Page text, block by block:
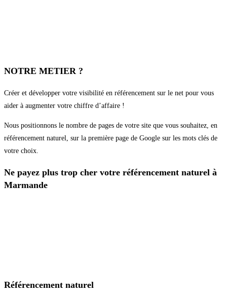
NOTRE METIER ?
Créer et développer votre visibilité en référencement sur le net pour vous
aider à augmenter votre chiffre d’affaire !
Nous positionnons le nombre de pages de votre site que vous souhaitez, en
référencement naturel, sur la première page de Google sur les mots clés de
votre choix.
Ne payez plus trop cher votre référencement naturel à
Marmande
Référencement naturel